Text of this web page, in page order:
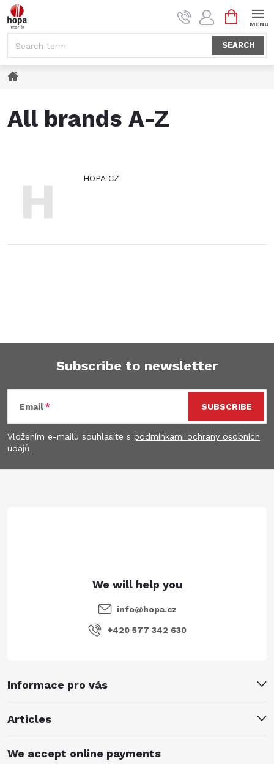
Skip
to
SEARCH
CART
All brands A-Z
H HOPA CZ
F
o
o
Subscribe to newsletter
Email
Vložením e-mailu souhlasíte s podmínkami ochrany osobních
údajů
SUBSCRIBE
Informace pro vás
Articles
info@hopa.cz
+420 577 342 630
We accept online payments